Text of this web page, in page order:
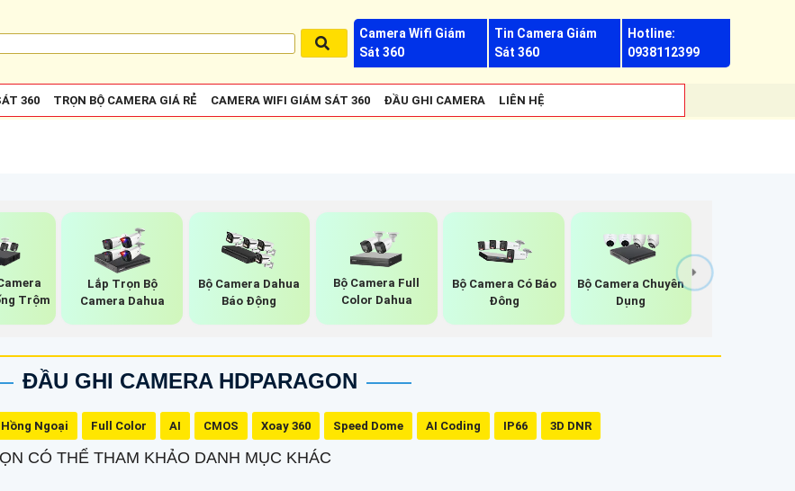
Camera Wifi Giám
Sát 360
Tin Camera Giám
Sát 360
Hotline:
0938112399
360 TRỌN BỘ CAMERA GIÁ RẺ CAMERA WIFI GIÁM SÁT 360 ĐẦU GHI CAMERA LIÊN HỆ
Trộm
Lắp Trọn Bộ
Camera Dahua
Bộ Camera Dahua
Báo Động
Bộ Camera Full
Color Dahua
Bộ Camera Có Báo
Đông
Bộ Camera Chuyên
Dụng
ĐẦU GHI CAMERA HDPARAGON
Hồng Ngoại Full Color AI CMOS Xoay 360 Speed Dome AI Coding IP66 3D DNR
CÓ THỂ THAM KHẢO DANH MỤC KHÁC